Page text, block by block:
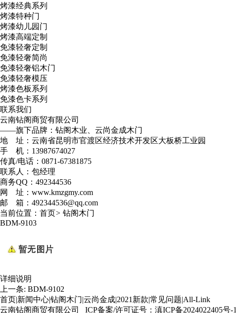
烤漆经典系列
烤漆特种门
烤漆幼儿园门
烤漆高端定制
免漆轻奢定制
免漆轻奢简尚
免漆轻奢铝木门
免漆轻奢模压
烤漆色板系列
免漆色卡系列
联系我们
云南钻阁商贸有限公司
——旗下品牌：钻阁木业、云尚金成木门
地 址：云南省昆明市官渡区经济技术开发区大板桥工业园
手 机：13987674027
传真/电话：0871-67381875
联系人：包经理
商务QQ：492344536
网 址：www.kmzgmy.com
邮 箱：492344536@qq.com
当前位置： 首页> 钻阁木门
BDM-9103
详细说明
上一条: BDM-9102
首页|新闻中心|钻阁木门|云尚金成|2021新款|常见问题|All-Link
云南钻阁商贸有限公司 ICP备案/许可证号： 滇ICP备2024022405号-1